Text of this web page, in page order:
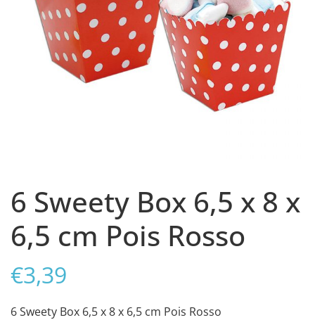
6 Sweety Box 6,5 x 8 x
6,5 cm Pois Rosso
€3,39
6 Sweety Box 6,5 x 8 x 6,5 cm Pois Rosso